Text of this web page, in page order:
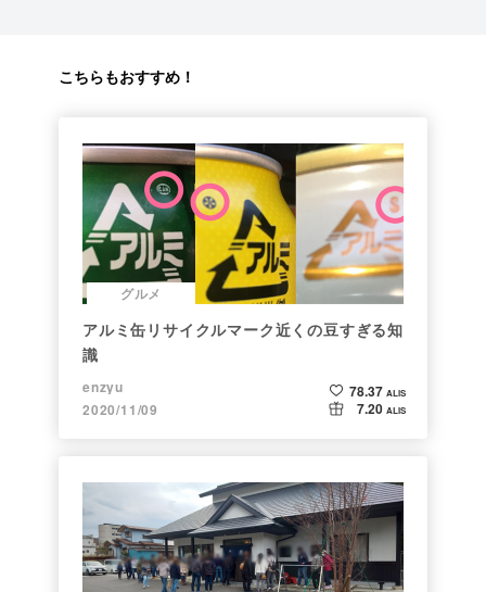
こちらもおすすめ！
グルメ
アルミ缶リサイクルマーク近くの豆すぎる知
識
enzyu
2020/11/09
78.37 ALIS
7.20 ALIS